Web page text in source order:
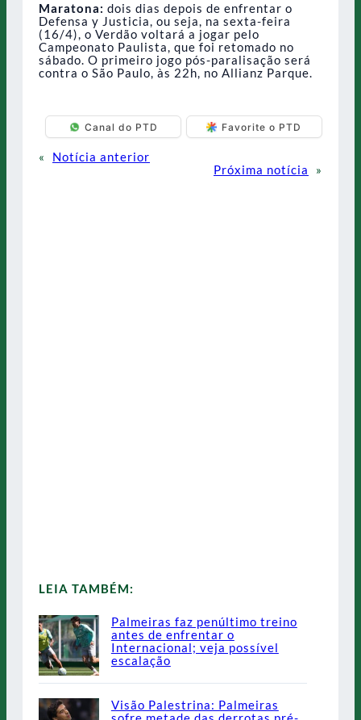
Maratona: dois dias depois de enfrentar o
Defensa y Justicia, ou seja, na sexta-feira
(16/4), o Verdão voltará a jogar pelo
Campeonato Paulista, que foi retomado no
sábado. O primeiro jogo pós-paralisação será
contra o São Paulo, às 22h, no Allianz Parque.
Canal do PTD Favorite o PTD
«
Notícia anterior
Próxima notícia
»
LEIA TAMBÉM:
Palmeiras faz penúltimo treino
antes de enfrentar o
Internacional; veja possível
escalação
Visão Palestrina: Palmeiras